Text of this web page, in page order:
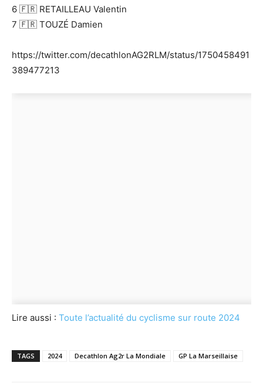
6 🇫🇷 RETAILLEAU Valentin
7 🇫🇷 TOUZÉ Damien
https://twitter.com/decathlonAG2RLM/status/1750458491
389477213
Lire aussi : Toute l’actualité du cyclisme sur route 2024
TAGS 2024 Decathlon Ag2r La Mondiale GP La Marseillaise